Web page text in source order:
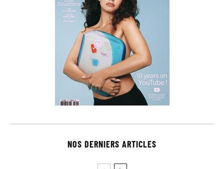
NOS DERNIERS ARTICLES